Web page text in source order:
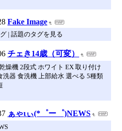
Fake Image
| 話題のタグを見る
チェき14歳（可変）
燥機 2段式 ホワイト EX 取り付け
洗器 食洗機 上部給水 選べる 5種類
ぁゃιぃ(*゜ー゜)NEWS